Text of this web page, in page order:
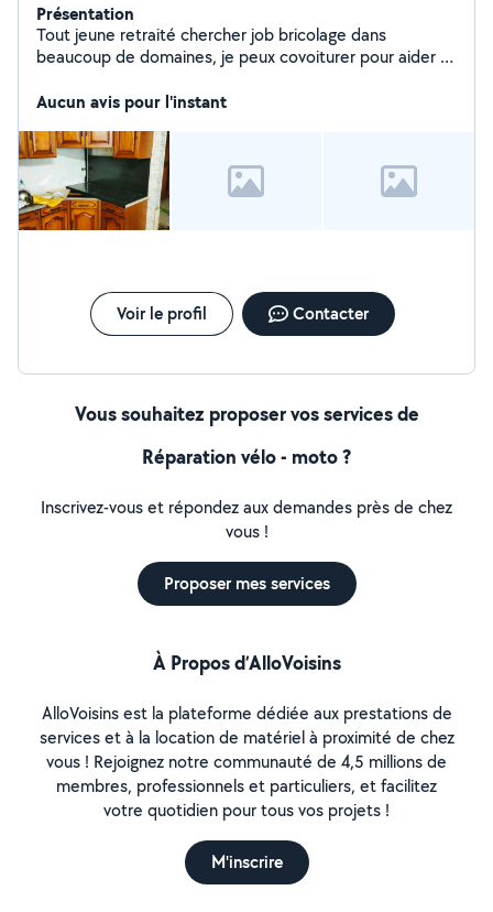
Présentation
Tout jeune retraité chercher job bricolage dans
beaucoup de domaines, je peux covoiturer pour aider a
Aucun avis pour l'instant
Voir le profil Contacter
Vous souhaitez proposer vos services de
Réparation vélo - moto ?
Inscrivez-vous et répondez aux demandes près de chez
vous !
Proposer mes services
À Propos d’AlloVoisins
AlloVoisins est la plateforme dédiée aux prestations de
services et à la location de matériel à proximité de chez
vous ! Rejoignez notre communauté de 4,5 millions de
membres, professionnels et particuliers, et facilitez
votre quotidien pour tous vos projets !
M'inscrire